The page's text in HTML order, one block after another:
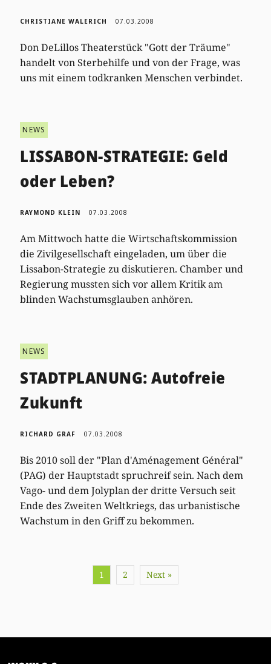
CHRISTIANE WALERICH 07.03.2008
Don DeLillos Theaterstück "Gott der Träume"
handelt von Sterbehilfe und von der Frage, was
uns mit einem todkranken Menschen verbindet.
NEWS
LISSABON-STRATEGIE: Geld
oder Leben?
RAYMOND KLEIN 07.03.2008
Am Mittwoch hatte die Wirtschaftskommission
die Zivilgesellschaft eingeladen, um über die
Lissabon-Strategie zu diskutieren. Chamber und
Regierung mussten sich vor allem Kritik am
blinden Wachstumsglauben anhören.
NEWS
STADTPLANUNG: Autofreie
Zukunft
RICHARD GRAF 07.03.2008
Bis 2010 soll der "Plan d'Aménagement Général"
(PAG) der Hauptstadt spruchreif sein. Nach dem
Vago- und dem Jolyplan der dritte Versuch seit
Ende des Zweiten Weltkriegs, das urbanistische
Wachstum in den Griff zu bekommen.
1 2 Next »